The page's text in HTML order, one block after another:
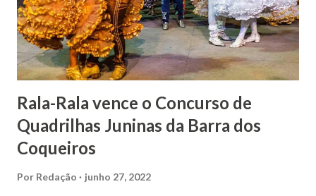
Gomes de Melo mandou construir a Igreja Matriz de Nosso
Senhor Bom Jesus dos Passos, que foi inaugurada em 1862 e
doada ao vigário Pe. José Joaquim de Vasconcelos. A Igreja
Matriz...
Rala-Rala vence o Concurso de
Quadrilhas Juninas da Barra dos
Coqueiros
Por Redação junho 27, 2022